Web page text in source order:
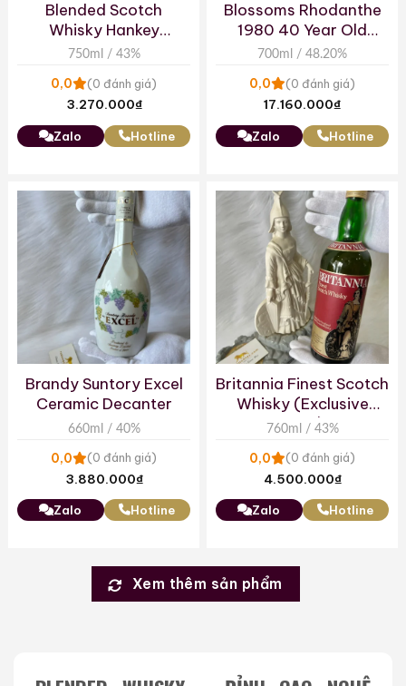
Blended Scotch
Whisky Hankey
Bannister Deluxe 20
750ml / 43%
0,0 (0 đánh giá)
3.270.000₫
Zalo Hotline
Blossoms Rhodanthe
1980 40 Year Old
Blended Scotch
700ml / 48.20%
0,0 (0 đánh giá)
17.160.000₫
Zalo Hotline
Brandy Suntory Excel
Ceramic Decanter
660ml / 40%
0,0 (0 đánh giá)
3.880.000₫
Zalo Hotline
Britannia Finest Scotch
Whisky (Exclusive
Base)
760ml / 43%
0,0 (0 đánh giá)
4.500.000₫
Zalo Hotline
Xem thêm sản phẩm